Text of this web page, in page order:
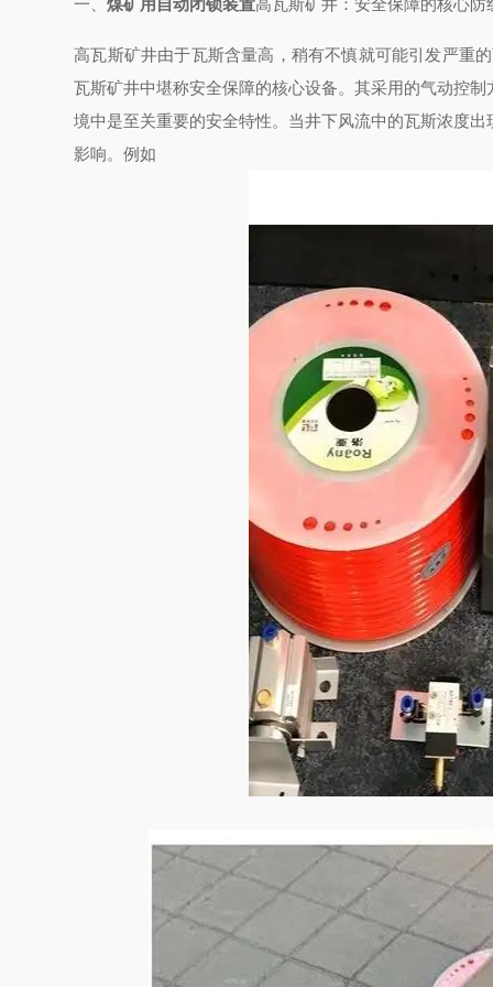
一、煤矿用自动闭锁装置高瓦斯矿井：安全保障的核心防
高瓦斯矿井由于瓦斯含量高，稍有不慎就可能引发严重
瓦斯矿井中堪称安全保障的核心设备。其采用的气动控
境中是至关重要的安全特性。当井下风流中的瓦斯浓度
影响。例如